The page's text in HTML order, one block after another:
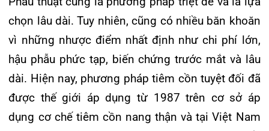
Khoa Thần kinh – Đột quỵ
Khoa Thận nhân tạo
được thực hiện từ năm 1995. Cũng theo khuyến
cáo của Hiệp hội Nội tiết Hoa Kì 2016 thì phương
pháp tiêm cồn tuyệt đối dưới hướng dẫn siêu âm
điều trị nang lành tính tuyến giáp là phương pháp
đầu tay vì an toàn và dễ thực hiện. Với cơ chế cồn
tuyệt đối làm hoại tử do đông máu và huyết khối
tĩnh mạch nhỏ, gây mất nước tế bào và đông vón
protein dẫn đến hoại tử tế bào. Hậu quả tiêu diệt